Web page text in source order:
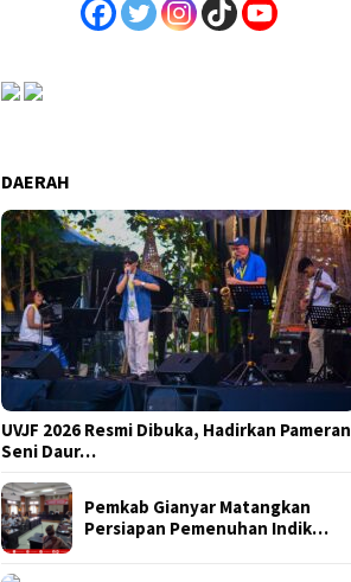
DAERAH
UVJF 2026 Resmi Dibuka, Hadirkan Pameran
Seni Daur…
Pemkab Gianyar Matangkan
Persiapan Pemenuhan Indik…